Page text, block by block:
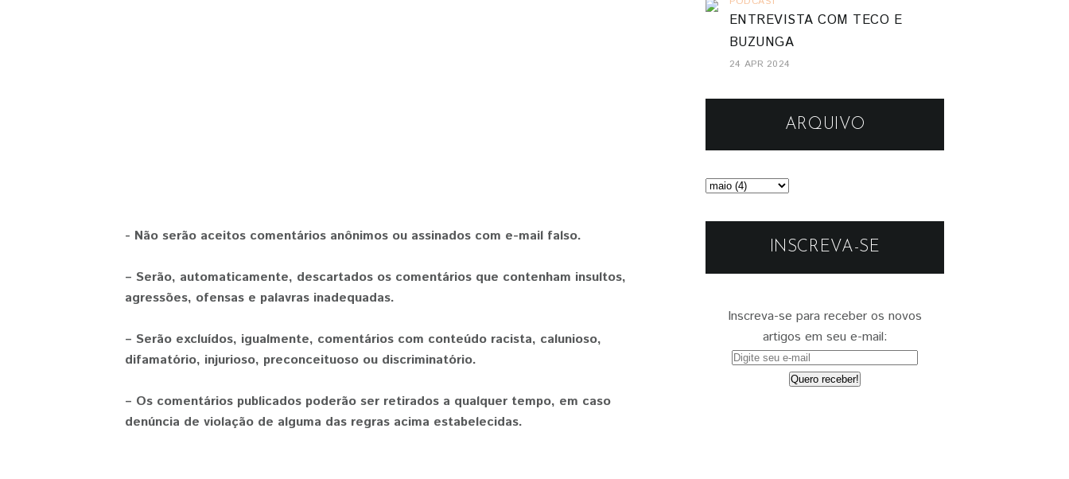
- Não serão aceitos comentários anônimos ou assinados com e-mail falso.
– Serão, automaticamente, descartados os comentários que contenham insultos,
agressões, ofensas e palavras inadequadas.
– Serão excluídos, igualmente, comentários com conteúdo racista, calunioso,
difamatório, injurioso, preconceituoso ou discriminatório.
– Os comentários publicados poderão ser retirados a qualquer tempo, em caso
denúncia de violação de alguma das regras acima estabelecidas.
ENTREVISTA COM TECO E
BUZUNGA
24 APR 2024
ARQUIVO
INSCREVA-SE
Inscreva-se para receber os novos
artigos em seu e-mail: